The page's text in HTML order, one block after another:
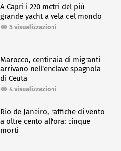
A Capri i 220 metri del più
grande yacht a vela del mondo
5 visualizzazioni
Marocco, centinaia di migranti
arrivano nell'enclave spagnola
di Ceuta
4 visualizzazioni
Rio de Janeiro, raffiche di vento
a oltre cento all'ora: cinque
morti